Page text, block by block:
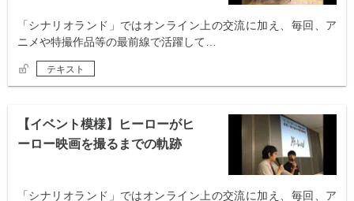
「シナリオランド」ではオンライン上の交流に加え、毎回、ア
ニメや特撮作品等の最前線で活躍して…
テキスト
【イベント模様】ヒーローがヒ
ーロー映画を撮るまでの軌跡
「シナリオランド」ではオンライン上の交流に加え、毎回、ア